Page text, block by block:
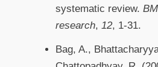
systematic review.
research,12, 1-31.
Bag, A.,